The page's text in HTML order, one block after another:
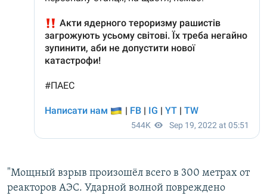
"Мощный взрыв произошёл всего в 300 метрах от
реакторов АЭС. Ударной волной повреждено